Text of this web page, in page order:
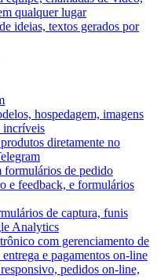
qualquer lugar
ideias, textos gerados por
hospedagem, imagens
incríveis
diretamente no
formulários de pedido
e feedback, e formulários
de captura, funis
Analytics
com gerenciamento de
e pagamentos on-line
pedidos on-line,